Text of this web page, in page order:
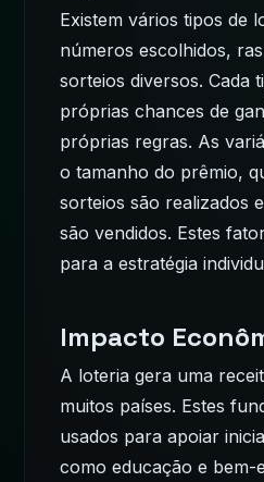
Existem vários tipos de
números escolhidos,
sorteios diversos. Cada
próprias chances de
próprias regras. As
o tamanho do prêmio,
sorteios são realizados
são vendidos. Estes
para a estratégia
Impacto
A loteria gera uma
muitos países. Estes
usados para apoiar
como educação e bem-